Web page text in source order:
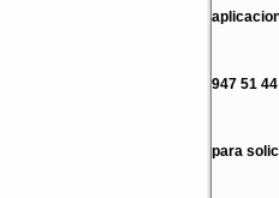
947 51
para